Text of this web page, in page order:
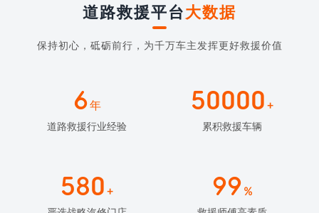
道路救援平台大数据
保持初心，砥砺前行，为千万车主发挥更好救援价值
6年
道路救援行业经验
50000 +
累积救援车辆
580 + 99 %